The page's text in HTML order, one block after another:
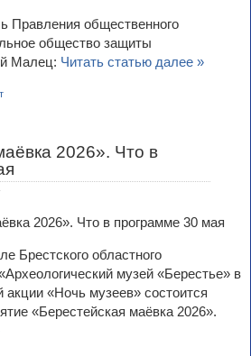
Правления общественного
общество защиты
Малец: Читать статью далее »
2026». Что в
Брестского областного
музей «Берестье» в
«Ночь музеев» состоится
«Берестейская маёвка 2026».